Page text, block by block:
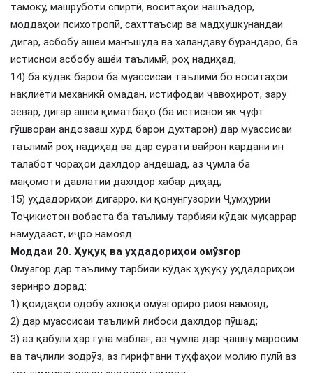
тамоку, машруботи спиртӣ, воситаҳои нашъадор,
моддаҳои психотропӣ, сахттаъсир ва мадҳушкунандаи
дигар, асбобу ашёи манъшуда ва халандаву бурандаро, ба
истиснои асбобу ашёи таълимӣ, роҳ надиҳад;
14) ба кӯдак барои ба муассисаи таълимӣ бо воситаҳои
нақлиёти механикӣ омадан, истифодаи ҷавоҳирот, зару
зевар, дигар ашёи қиматбаҳо (ба истиснои як ҷуфт
гӯшвораи андозааш хурд барои духтарон) дар муассисаи
таълимӣ роҳ надиҳад ва дар сурати вайрон кардани ин
талабот чораҳои дахлдор андешад, аз ҷумла ба
мақомоти давлатии дахлдор хабар диҳад;
15) уҳдадориҳои дигарро, ки қонунгузории Ҷумҳурии
Тоҷикистон вобаста ба таълиму тарбияи кӯдак муқаррар
намудааст, иҷро намояд.
Моддаи 20. Ҳуқуқ ва уҳдадориҳои омӯзгор
Омӯзгор дар таълиму тарбияи кӯдак ҳуқуқу уҳдадориҳои
зеринро дорад:
1) қоидаҳои одобу ахлоқи омӯзгориро риоя намояд;
2) дар муассисаи таълимӣ либоси дахлдор пӯшад;
3) аз қабули ҳар гуна маблағ, аз ҷумла дар ҷашну маросим
ва таҷлили зодрӯз, аз гирифтани туҳфаҳои молию пулӣ аз